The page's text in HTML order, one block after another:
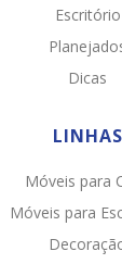
Escritório
Dicas
LINHAS
Móveis para
Móveis para
Chat
Por favor,